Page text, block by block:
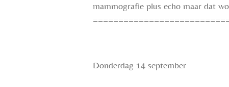
mammografie plus echo maar dat
Donderdag 14 september